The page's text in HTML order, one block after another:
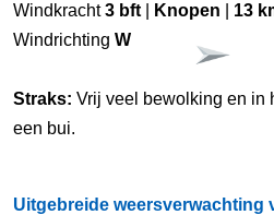
Windkracht3 bft Knopen
13
Windrichting W
Straks: Vrij veel bewolking en in
een bui.
Uitgebreide weersverwachting